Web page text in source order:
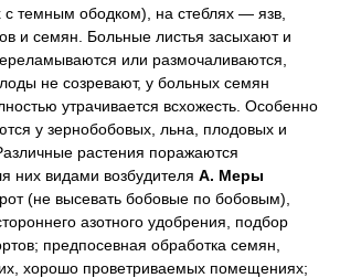
с темным ободком), на стеблях — язв,
и семян. Больные листья засыхают и
или размочаливаются,
не созревают, у больных семян
утрачивается всхожесть. Особенно
у зернобобовых, льна, плодовых и
растения поражаются
них видами возбудителя А. Меры
(не высевать бобовые по бобовым),
азотного удобрения, подбор
предпосевная обработка семян,
хорошо проветриваемых помещениях;